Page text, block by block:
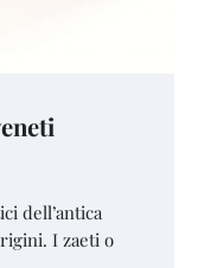
dell’antica
I zaeti o